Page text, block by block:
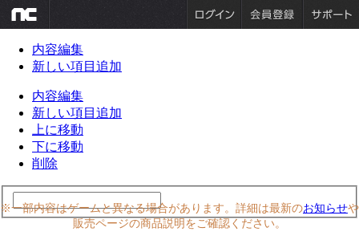
内容編集
新しい項目追加
内容編集
新しい項目追加
上に移動
下に移動
削除
※一部内容はゲームと異なる場合があります。詳細は最新のお知らせや
販売ページの商品説明をご確認ください。